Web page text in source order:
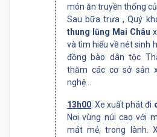
món ăn truyền thống
Sau bữa trưa , Quý
thung lũng Mai Châu
và tìm hiểu về nét sinh
đồng bào dân tộc
thăm các cơ sở sản
nghệ…
13h00: Xe xuất phát đi
Nơi vùng núi cao với
mát mẻ, trong lành.